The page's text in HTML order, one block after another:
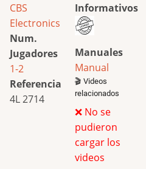
CBS
Electronics
Num.
Jugadores
1-2
Referencia
4L 2714
Informativos
Manuales
Manual
🎬 Videos
relacionados
❌ No se
pudieron
cargar los
videos